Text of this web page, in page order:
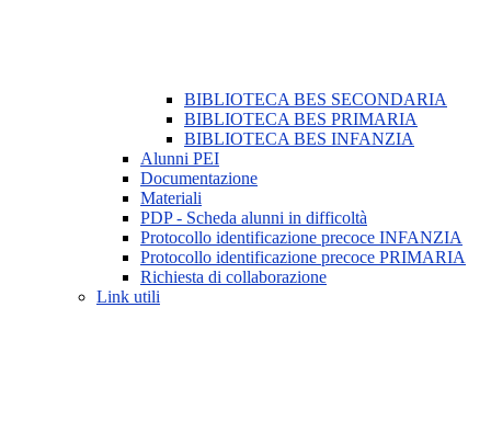
BIBLIOTECA BES SECONDARIA
BIBLIOTECA BES PRIMARIA
BIBLIOTECA BES INFANZIA
Alunni PEI
Documentazione
Materiali
PDP - Scheda alunni in difficoltà
Protocollo identificazione precoce INFANZIA
Protocollo identificazione precoce PRIMARIA
Richiesta di collaborazione
Link utili